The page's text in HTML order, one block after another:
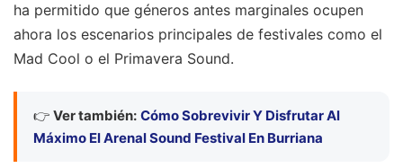
ha permitido que géneros antes marginales ocupen
ahora los escenarios principales de festivales como el
Mad Cool o el Primavera Sound.
👉 Ver también: Cómo Sobrevivir Y Disfrutar Al
Máximo El Arenal Sound Festival En Burriana